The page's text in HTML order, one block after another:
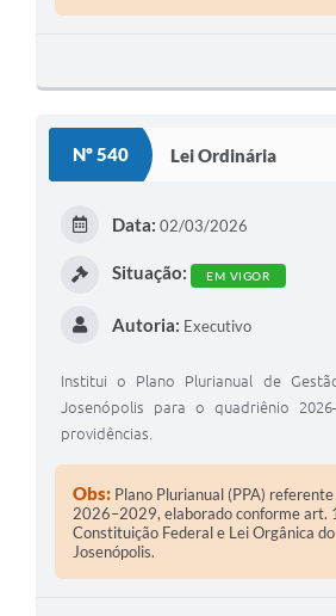
Nº 540 Lei Ordinária
Data: 02/03/2026
Situação: EM VIGOR
Autoria: Executivo
Institui o Plano Plurianual de
Josenópolis para o quadriênio
providências.
Obs: Plano Plurianual (PPA)
2026–2029, elaborado conforme art.
Constituição Federal e Lei Orgânica
Josenópolis.